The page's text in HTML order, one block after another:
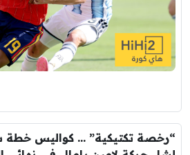
“رخصة تكتيكية” … كواليس خطة